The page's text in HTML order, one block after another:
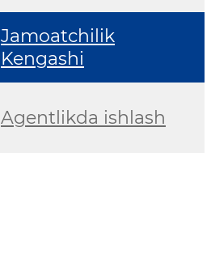
Jamoatchilik
Kengashi
Agentlikda ishlash